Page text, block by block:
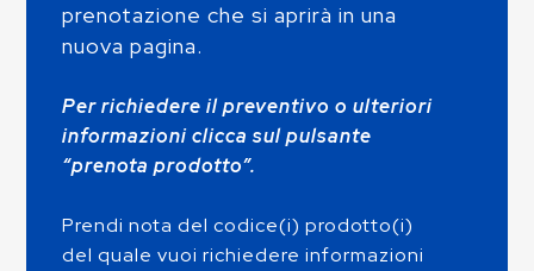
prenotazione che si aprirà in una
nuova pagina.
Per richiedere il preventivo o ulteriori
informazioni clicca sul pulsante
“prenota prodotto”.
Prendi nota del codice(i) prodotto(i)
del quale vuoi richiedere informazioni